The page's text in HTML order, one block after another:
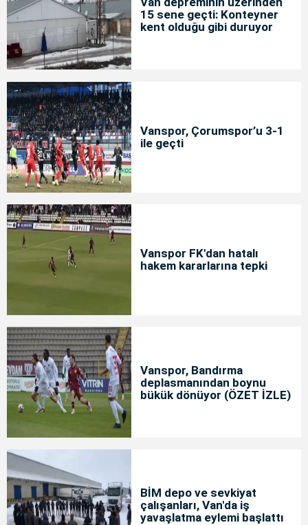
15 sene geçti: Konteyner
kent olduğu gibi duruyor
Vanspor, Çorumspor’u 3-1
ile geçti
Vanspor FK'dan hatalı
hakem kararlarına tepki
Vanspor, Bandırma
deplasmanından boynu
bükük dönüyor (ÖZET İZLE)
BİM depo ve sevkiyat
çalışanları, Van'da iş
yavaşlatma eylemi başlattı